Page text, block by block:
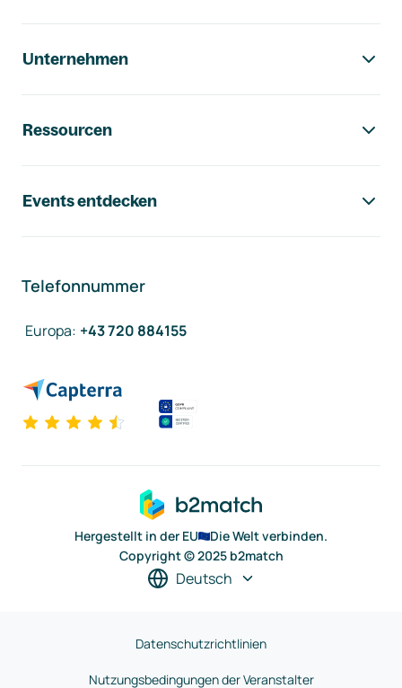
Unternehmen
Ressourcen
Events entdecken
Telefonnummer
Europa: +43 720 884155
Hergestellt in der EU
Die Welt verbinden.
Copyright © 2025 b2match
Deutsch
Datenschutzrichtlinien
Nutzungsbedingungen der Veranstalter